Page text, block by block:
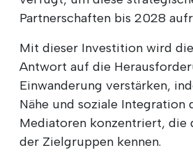
Partnerschaften bis 2028
Mit dieser Investition wird
Antwort auf die
Einwanderung verstärken,
Nähe und soziale Integration
Mediatoren konzentriert, die
der Zielgruppen kennen.